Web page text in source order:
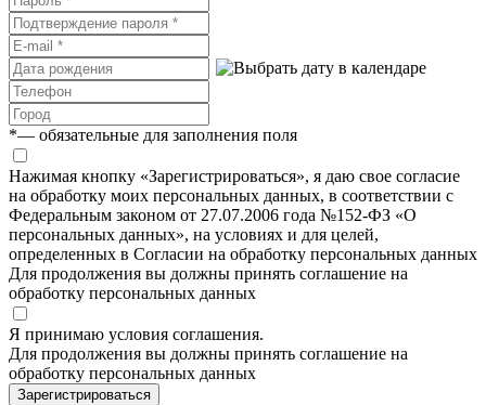
*— обязательные для заполнения поля
Нажимая кнопку «Зарегистрироваться», я даю свое согласие
на обработку моих персональных данных, в соответствии с
Федеральным законом от 27.07.2006 года №152-ФЗ «О
персональных данных», на условиях и для целей,
определенных в Согласии на обработку персональных данных
Для продолжения вы должны принять соглашение на
обработку персональных данных
Я принимаю условия соглашения.
Для продолжения вы должны принять соглашение на
обработку персональных данных
Зарегистрироваться